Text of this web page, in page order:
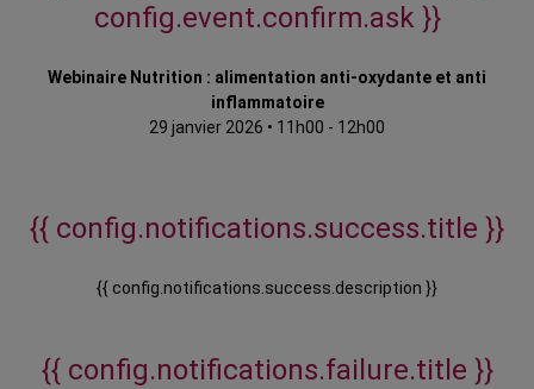
config.event.confirm.ask }}
Webinaire Nutrition : alimentation anti-oxydante et anti
inflammatoire
29 janvier 2026 • 11h00 - 12h00
{{ config.notifications.success.title }}
{{ config.notifications.success.description }}
{{ config.notifications.failure.title }}